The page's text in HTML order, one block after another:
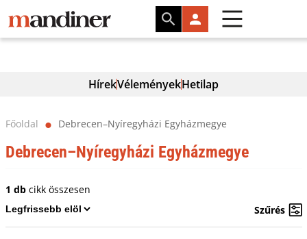
HírekVéleményekHetilap
Főoldal ⬤ Debrecen–Nyíregyházi Egyházmegye
Debrecen–Nyíregyházi Egyházmegye
1 dbcikk összesen
Szűrés